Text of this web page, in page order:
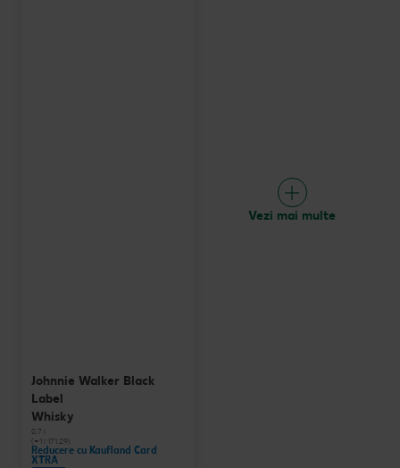
Johnnie Walker Black
Label
Whisky
0,7 l
(=1 l 171.29)
Reducere cu Kaufland Card
XTRA
Vezi mai multe